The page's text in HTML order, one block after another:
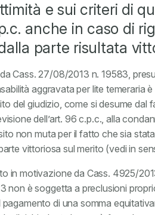
e sui criteri di
anche in caso di
parte risultata
Cass. 27/08/2013 n. 19583,
aggravata per lite temeraria
del giudizio, come si desume
dell’art. 96 c.p.c., alla
non muta per il fatto che sia
vittoriosa sul merito (vedi in
in motivazione da Cass. 4925/
non è soggetta a preclusioni
di una somma